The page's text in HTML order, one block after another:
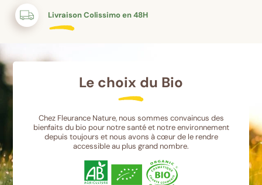
Livraison Colissimo en 48H
Le choix du Bio
Chez Fleurance Nature, nous sommes convaincus des
bienfaits du bio pour notre santé et notre environnement
depuis toujours et nous avons à cœur de le rendre
accessible au plus grand nombre.